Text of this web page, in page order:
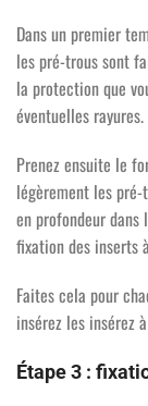
Dans un premier
les pré-trous sont
la protection que
éventuelles rayures.
Prenez ensuite le
légèrement les
en profondeur dans
fixation des inserts
Faites cela pour
insérez les insérez
Étape 3 :